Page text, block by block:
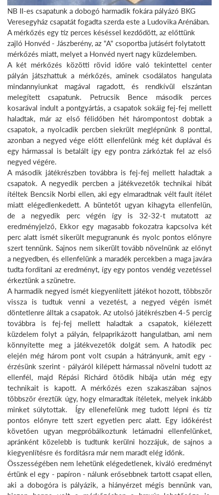
NB II-es csapatunk a dobogó harmadik fokára pályázó BKG
Veresegyház csapatát fogadta szerda este a Ludovika Arénában.
A mérkőzés egy tíz perces késéssel kezdődött, az előttünk
zajló Honvéd - Jászberény, az "A" csoportba jutásért folytatott
mérkőzés miatt, melyet a Honvéd nyert nagy küzdelemben.
A két mérkőzés közötti rövid időre való tekintettel center
pályán játszhattuk a mérkőzés, aminek csodálatos hangulata
mindannyiunkat magával ragadott, és rendkívül elszántan
melegített csapatunk. Petrucsik Bence második perces
kosarával indult a pontgyártás, a csapatok sokáig fej-fej mellett
haladtak, már az első félidőben hét hárompontost dobtak a
csapatok, a nyolcadik percben siekrült meglépnünk 8 ponttal,
azonban a negyed vége előtt ellenfelünk még két duplával és
egy hármassal is betalált így egy pontra zárkóztak fel az első
negyed végére.
A második játékrészben továbbra is fej-fej mellett haladtak a
csapatok. A negyedik percben a játékvezetők technikai hibát
ítéltek Bencsik Norbi ellen, aki egy elmaradtnak vélt fault ítélet
miatt elégedlenkedett. A büntetőt ugyan kihagyta ellenfelün,
de a negyedik perc végén így is 32-32-t mutatott az
eredményjelző, Ekkor egy magasabb fokozatra kapcsolva két
perc alatt ismét sikerült megugranunk és nyolc pontos előnyre
szert tennünk. Sajnos nem sikerült tovább növelnünk az előnyt
a negyedben, és ellenfelünk a maradék percekben a maga javára
tudta fordítani az eredményt, így egy pontos vendég vezetéssel
érkeztünk a szünetre.
A harmadik negyed ismét kiegyenlített játékot hozott, többször
vissza is tudtuk venni a vezetést, a negyed végén ismét
döntetlenre álltak a csapatok. Az utolsó játékrészben 4-5 percig
továbbra is fej-fej mellett haladtak a csapatok, kiélezett
küzdelem folyt a pályán, felpaprikázott hangulatban, ami nem
könnyítette meg a játékvezetők dolgát sem. A hatodik pec
elején még három pont volt csupán a hátrányunk, amit egy -
érzésünk szerint - pályáról kilépett hármassal növelni tudott az
ellenfél, majd Répási Richárd ötödik hibája után még egy
technikait is kapott. A mérkőzés ezen szakaszában sajnos
többször éreztük úgy, hogy elmaradtak ítéletek, melyek inkább
minket súlytottak. Így ellenefelünk meg tudott lépni és tíz
pontos előnyre tett szert egyetlen perc alatt. Egy időkérést
követően ugyan megpróbálkoztunk letámadni ellenfelünket,
apránként közelebb is tudtunk kerülni hozzájuk, de sajnos a
kiegyenlítésre és fordításra már nem maradt elég időnk.
Összességében nem lehetünk elégedetlenek, kiváló eredményt
értünk el egy - papíron - nálunk erősebbnek tartott csapat ellen,
aki a dobogóra is pályázik, a hiányérzet mégis bennünk van,